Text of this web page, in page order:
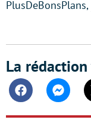
La
Facebook